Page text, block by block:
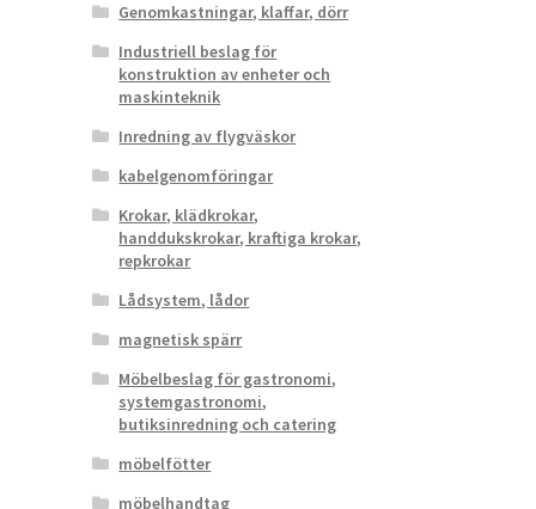
Genomkastningar, klaffar, dörr
Industriell beslag för
konstruktion av enheter och
maskinteknik
Inredning av flygväskor
kabelgenomföringar
Krokar, klädkrokar,
handdukskrokar, kraftiga krokar,
repkrokar
Lådsystem, lådor
magnetisk spärr
Möbelbeslag för gastronomi,
systemgastronomi,
butiksinredning och catering
möbelfötter
möbelhandtag